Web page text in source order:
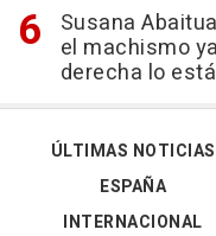
Susana
el machismo
derecha lo
ÚLTIMAS NOTICIAS
ESPAÑA
INTERNACIONAL